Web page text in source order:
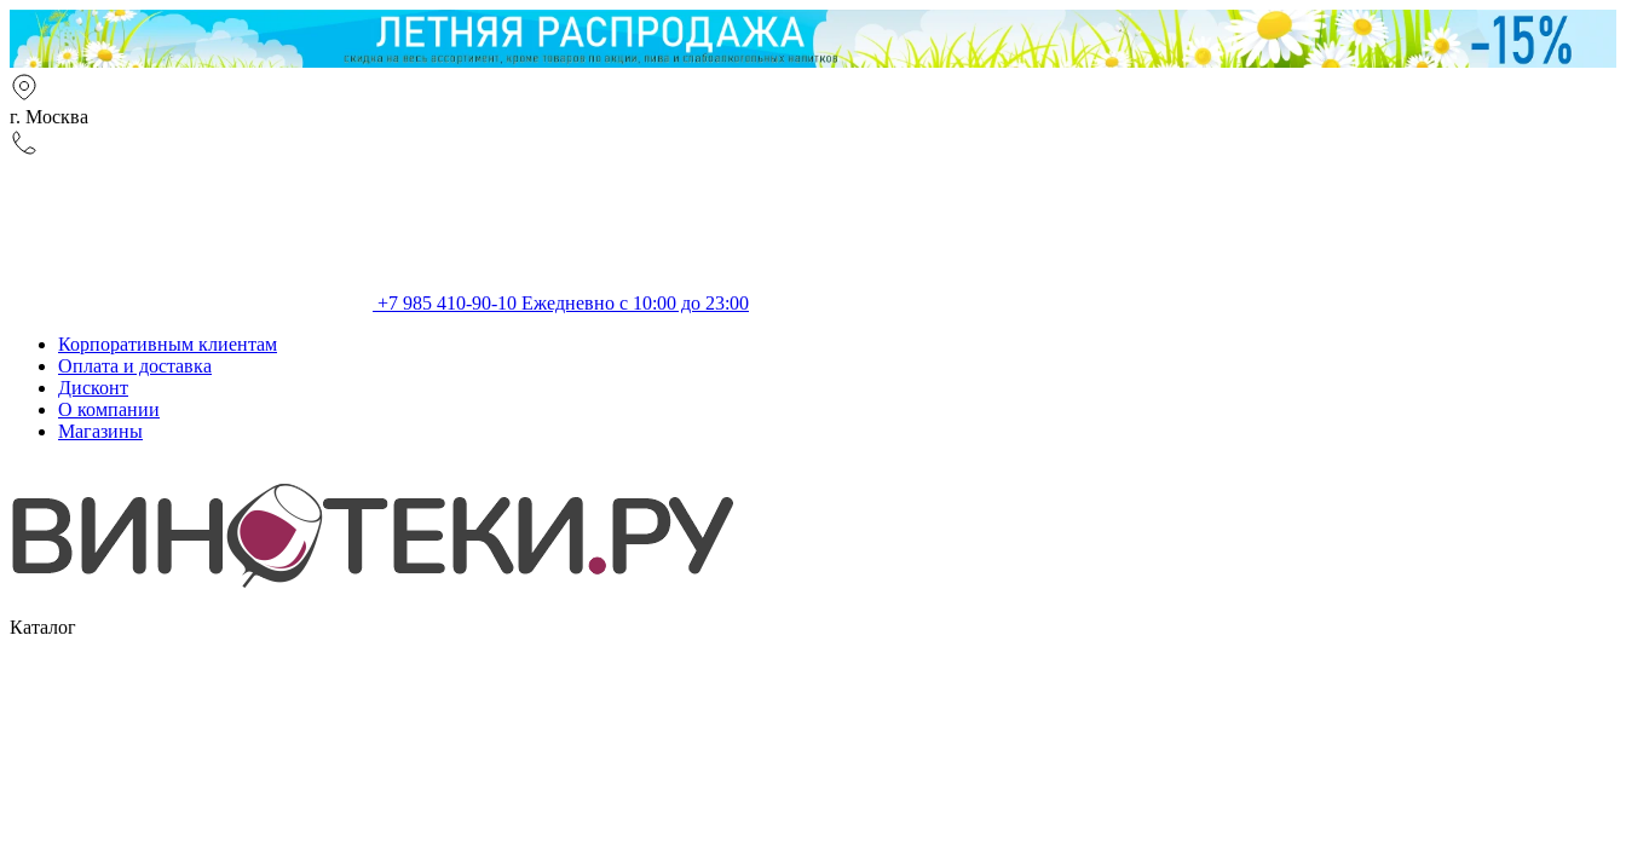
г. Москва
+7 985 410-90-10 Ежедневно с 10:00 до 23:00
Корпоративным клиентам
Оплата и доставка
Дисконт
О компании
Магазины
Каталог